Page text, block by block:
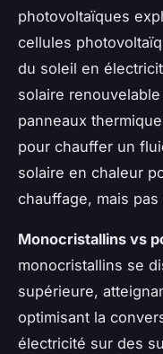
photovoltaïques
cellules
du soleil en
solaire renouvelable
panneaux
pour chauffer un
solaire en chaleur
chauffage, mais
Monocristallins vs
monocristallins se
supérieure,
optimisant la
électricité sur des